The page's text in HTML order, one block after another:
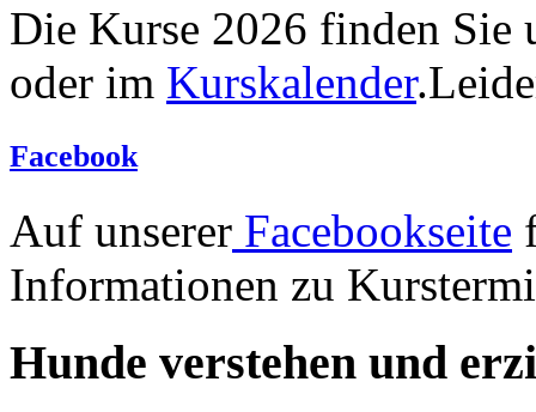
Die Kurse 2026 finden Sie
oder im Kurskalender
Facebook
Auf unserer Facebookseite
Informationen zu
Hunde verstehen und